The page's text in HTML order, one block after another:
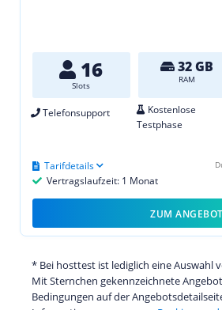
16
Slots
32 GB
RAM
Telefonsupport
Kostenlose
Testphase
Vertragslaufzeit: 1 Monat
Tarifdetails
ZUM ANGEBOT
* Bei hosttest ist lediglich eine Auswahl
Mit Sternchen gekennzeichnete
Bedingungen auf der